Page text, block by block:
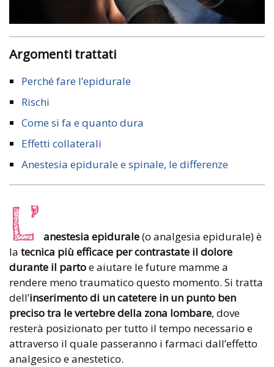
Argomenti trattati
Perché fare l’epidurale
Rischi
Come si fa e quanto dura
Effetti collaterali
Anestesia epidurale e spinale, le differenze
L’ anestesia epidurale(o analgesia epidurale) è
la tecnica più efficace per contrastate il dolore
durante il partoe aiutare le future mamme a
rendere meno traumatico questo momento. Si tratta
dell’inserimento di un catetere in un punto ben
preciso tra le vertebre della zona lombare, dove
resterà posizionato per tutto il tempo necessario e
attraverso il quale passeranno i farmaci dall’effetto
analgesico e anestetico.